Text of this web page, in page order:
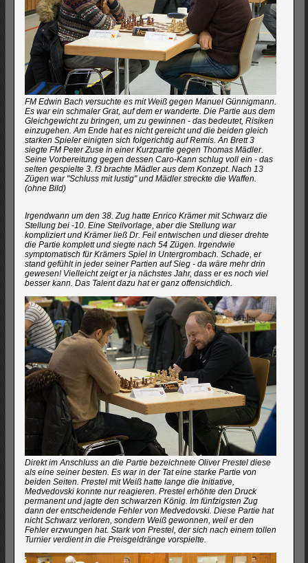
FM Edwin Bach versuchte es mit Weiß gegen Manuel Günnigmann.
Es war ein schmaler Grat, auf dem er wanderte. Die Partie aus dem
Gleichgewicht zu bringen, um zu gewinnen - das bedeutet, Risiken
einzugehen. Am Ende hat es nicht gereicht und die beiden gleich
starken Spieler einigten sich folgerichtig auf Remis. An Brett 3
siegte FM Peter Zuse in einer Kurzpartie gegen Thomas Mädler.
Seine Vorbereitung gegen dessen Caro-Kann schlug voll ein - das
selten gespielte 3. f3 brachte Mädler aus dem Konzept. Nach 13
Zügen war "Schluss mit lustig" und Mädler streckte die Waffen.
(ohne Bild)
Irgendwann um den 38. Zug hatte Enrico Krämer mit Schwarz die
Stellung bei -10. Eine Steilvorlage, aber die Stellung war
kompliziert und Krämer ließ Dr. Feil entwischen und dieser drehte
die Partie komplett und siegte nach 54 Zügen. Irgendwie
symptomatisch für Krämers Spiel in Untergrombach. Schade, er
stand gefühlt in jeder seiner Partien auf Sieg - da wäre mehr drin
gewesen! Vielleicht zeigt er ja nächstes Jahr, dass er es noch viel
besser kann. Das Talent dazu hat er ganz offensichtlich.
Direkt im Anschluss an die Partie bezeichnete Oliver Prestel diese
als eine seiner besten. Es war in der Tat eine starke Partie von
beiden Seiten. Prestel mit Weiß hatte lange die Initiative,
Medvedovski konnte nur reagieren. Prestel erhöhte den Druck
permanent und jagte den schwarzen König. Im fünfzigsten Zug
dann der entscheidende Fehler von Medvedovski. Diese Partie hat
nicht Schwarz verloren, sondern Weiß gewonnen, weil er den
Fehler erzwungen hat. Stark von Prestel, der sich nach einem tollen
Turnier verdient in die Preisgeldränge vorspielte.